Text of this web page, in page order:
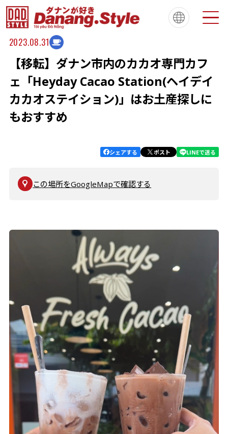
Tiếng Việt 한국
简体中文
繁體中文
English
français
Español
Português
About ダナンスタイルについて
2023.08.31
【移転】ダナン市内のカカオ専門カフ
ェ「Heyday Cacao Station(ヘイデイ
カカオステイション)」はお土産探しに
もおすすめ
シェアする ポスト LINEで送る
この場所をGoogleMapで確認する